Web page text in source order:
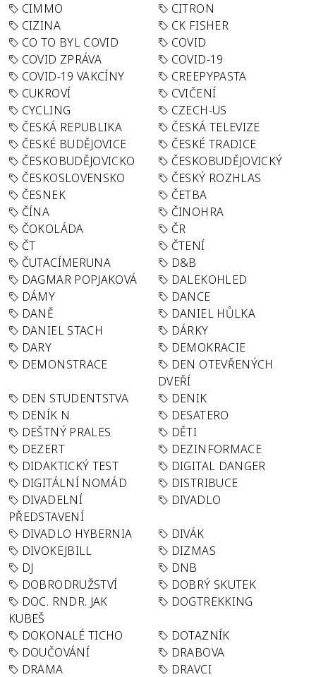
CIMMO
CITRON
CIZINA
CK FISHER
CO TO BYL COVID
COVID
COVID ZPRÁVA
COVID-19
COVID-19 VAKCÍNY
CREEPYPASTA
CUKROVÍ
CVIČENÍ
CYCLING
CZECH-US
ČESKÁ REPUBLIKA
ČESKÁ TELEVIZE
ČESKÉ BUDĚJOVICE
ČESKÉ TRADICE
ČESKOBUDĚJOVICKO
ČESKOBUDĚJOVICKÝ
ČESKOSLOVENSKO
ČESKÝ ROZHLAS
ČESNEK
ČETBA
ČÍNA
ČINOHRA
ČOKOLÁDA
ČR
ČT
ČTENÍ
ČUTACÍMERUNA
D&B
DAGMAR POPJAKOVÁ
DALEKOHLED
DÁMY
DANCE
DANĚ
DANIEL HŮLKA
DANIEL STACH
DÁRKY
DARY
DEMOKRACIE
DEMONSTRACE
DEN OTEVŘENÝCH
DVEŘÍ
DEN STUDENTSTVA
DENIK
DENÍK N
DESATERO
DEŠTNÝ PRALES
DĚTI
DEZERT
DEZINFORMACE
DIDAKTICKÝ TEST
DIGITAL DANGER
DIGITÁLNÍ NOMÁD
DISTRIBUCE
DIVADELNÍ
PŘEDSTAVENÍ
DIVADLO
DIVADLO HYBERNIA
DIVÁK
DIVOKEJBILL
DIZMAS
DJ
DNB
DOBRODRUŽSTVÍ
DOBRÝ SKUTEK
DOC. RNDR. JAK
KUBEŠ
DOGTREKKING
DOKONALÉ TICHO
DOTAZNÍK
DOUČOVÁNÍ
DRABOVA
DRAMA
DRAVCI